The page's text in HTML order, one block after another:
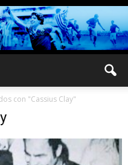
con "Cassius Clay"